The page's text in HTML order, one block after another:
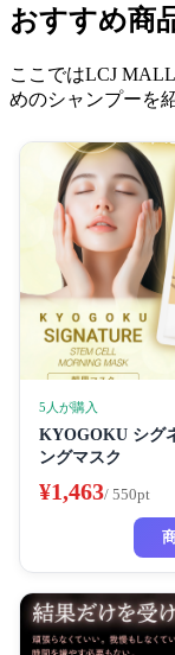
おすすめ商
ここではLCJ
めのシャンプーを
5人が購入
KYOGOKU シグ
ングマスク
¥1,463/ 550pt